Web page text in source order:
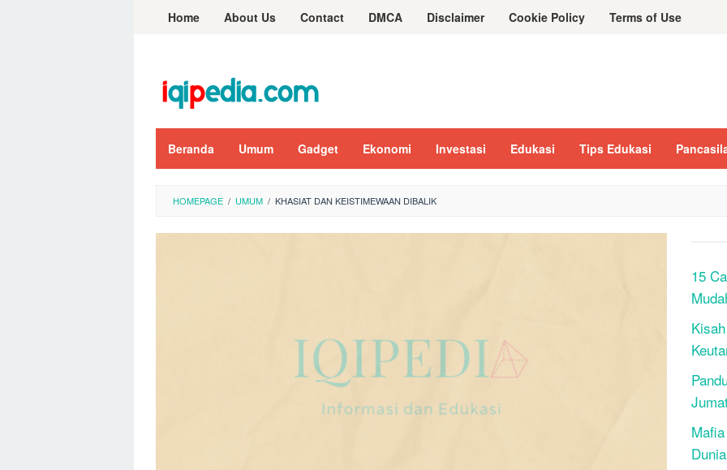
Home About Us Contact DMCA Disclaimer Cookie Policy Terms of Use
Beranda Umum Gadget Ekonomi Investasi Edukasi Tips Edukasi
HOMEPAGE / UMUM / KHASIAT DAN KEISTIMEWAAN DIBALIK
15